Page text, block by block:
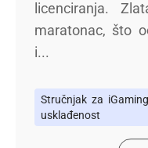
licenciranja.
maratonac, što
i...
Stručnjak za
usklađenost